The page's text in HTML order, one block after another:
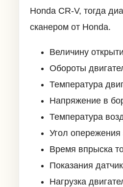
Honda CR-V, тогда
сканером от Honda.
Величину
Обороты
Температура
Напряжение в
Температура
Угол
Время впрыска
Показания
Нагрузка